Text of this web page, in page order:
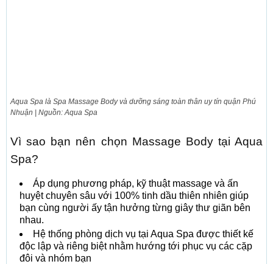
Aqua Spa là Spa Massage Body và dưỡng sáng toàn thân uy tín quận Phú
Nhuận | Nguồn: Aqua Spa
Vì sao bạn nên chọn Massage Body tại Aqua
Spa?
Áp dụng phương pháp, kỹ thuật massage và ấn
huyệt chuyên sâu với 100% tinh dầu thiên nhiên giúp
bạn cùng người ấy tận hưởng từng giây thư giãn bên
nhau.
Hệ thống phòng dịch vụ tại Aqua Spa được thiết kế
độc lập và riêng biệt nhằm hướng tới phục vụ các cặp
đôi và nhóm bạn